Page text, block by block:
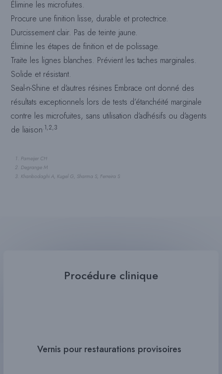
Élimine les microfuites.
Procure une finition lisse, durable et protectrice.
Durcissement clair. Pas de teinte jaune.
Élimine les étapes de finition et de polissage.
Traite les lignes blanches. Prévient les taches marginales.
Solide et résistant.
Seal-n-Shine et d’autres résines Embrace ont donné des
résultats exceptionnels lors de tests d’étanchéité marginale
contre les microfuites, sans utilisation d’adhésifs ou d’agents
de liaison.1,2,3
Pameijer CH
Degrange M
Khanbodaghi A, Kugel G, Sharma S, Ferreira S
Procédure clinique
Vernis pour restaurations provisoires